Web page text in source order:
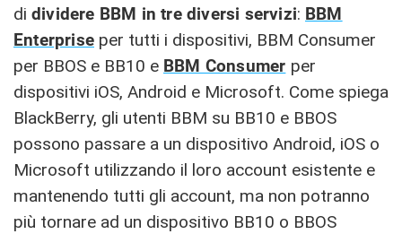
di dividere BBM in tre diversi servizi: BBM
Enterprise per tutti i dispositivi, BBM Consumer
per BBOS e BB10 e BBM Consumer per
dispositivi iOS, Android e Microsoft. Come spiega
BlackBerry, gli utenti BBM su BB10 e BBOS
possono passare a un dispositivo Android, iOS o
Microsoft utilizzando il loro account esistente e
mantenendo tutti gli account, ma non potranno
più tornare ad un dispositivo BB10 o BBOS